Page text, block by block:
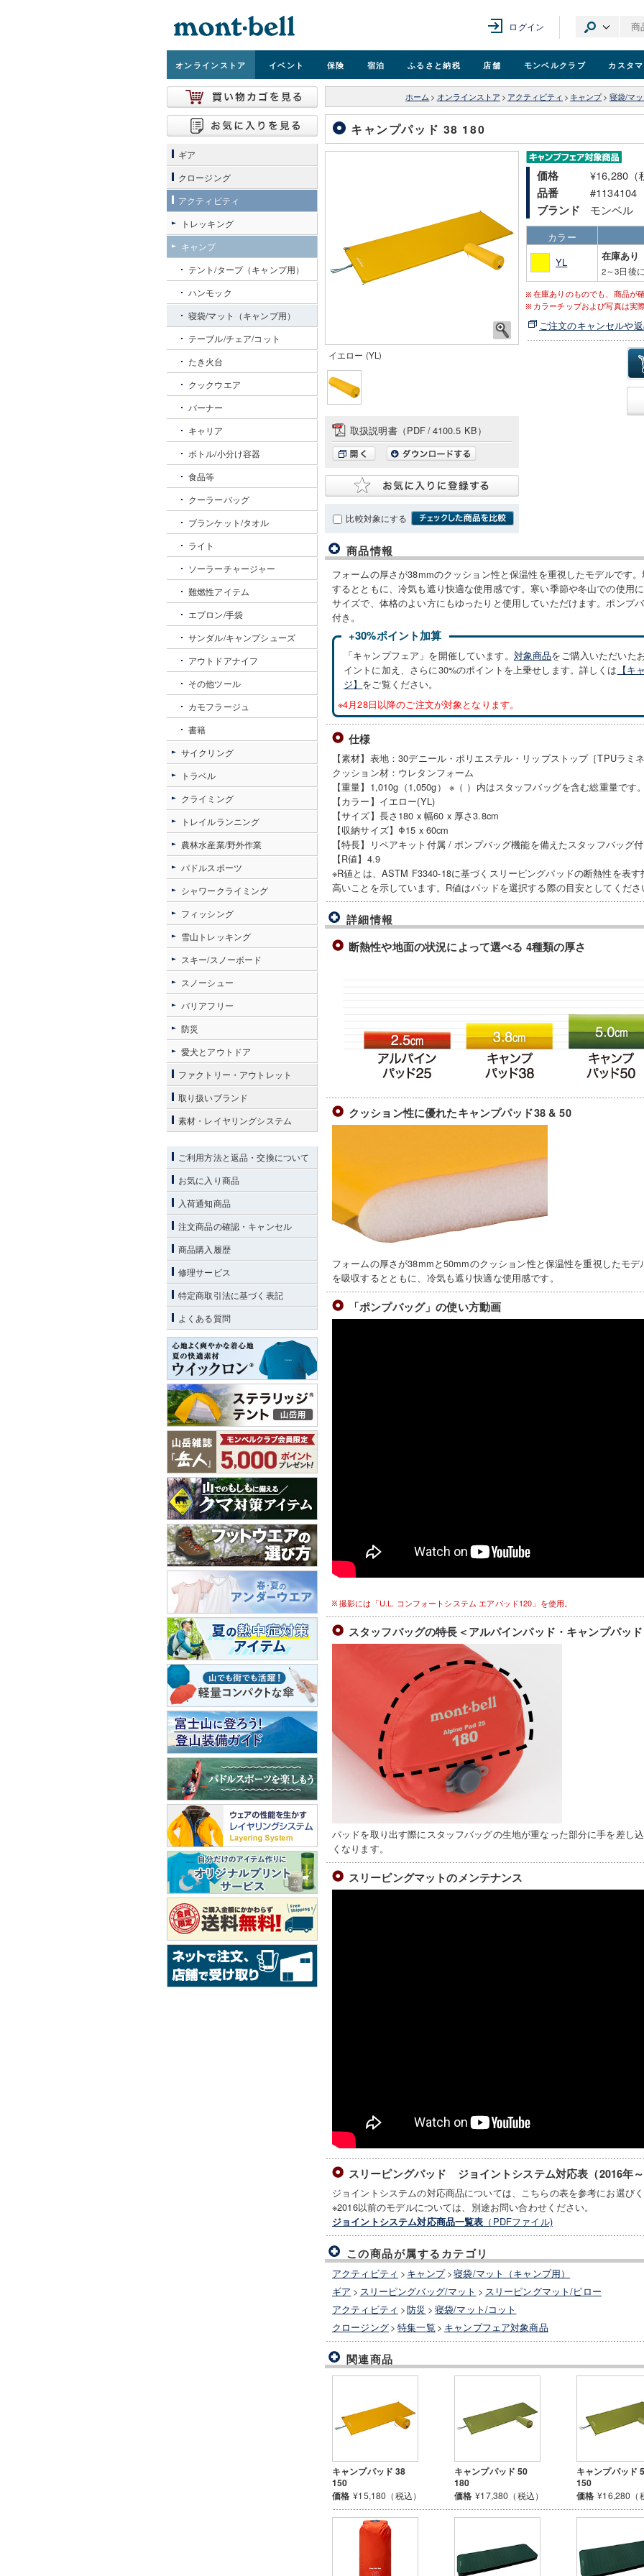
ログイン
オンラインストア イベント 保険 宿泊 ふるさと納税 店舗 モンベルクラブ カスタ
ホーム > オンラインストア > アクティビティ > キャンプ> 寝袋/マッ
キャンプパッド 38 180
イエロー (YL)
取扱説明書（PDF/4100.5 KB）
比較対象にする
価格 ¥16,280（
品番 #1134104
ブランド モンベル
カラー
YL
在庫あり
2～3日後
在庫ありのものでも、商品が
カラーチップおよび写真は実
ご注文のキャンセルや
商品情報
フォームの厚さが38mmのクッション性と保温性を重視したモデルです
するとともに、冷気も遮り快適な使用感です。寒い季節や冬山での使用
サイズで、体格のよい方にもゆったりと使用していただけます。ポンプ
付き。
+30%ポイント加算
「キャンプフェア」を開催しています。 対象商品をご購入いただいた
イントに加え、さらに30%のポイントを上乗せします。詳しくは 【キ
ジ】 をご覧ください。
※4月28日以降のご注文が対象となります。
仕様
【素材】表地：30デニール・ポリエステル・リップストップ［TPUラミネ
クッション材：ウレタンフォーム
【重量】1,010g（1,050g） ※（ ）内はスタッフバッグを含む総重量です。
【カラー】イエロー(YL)
【サイズ】長さ180 x 幅60 x 厚さ3.8cm
【収納サイズ】Φ15 x 60cm
【特長】リペアキット付属 / ポンプバッグ機能を備えたスタッフバッグ付
【R値】4.9
※R値とは、ASTM F3340-18に基づくスリーピングパッドの断熱性を表
高いことを示しています。R値はパッドを選択する際の目安としてくださ
詳細情報
断熱性や地面の状況によって選べる 4種類の厚さ
クッション性に優れたキャンプパッド38 & 50
フォームの厚さが38mmと50mmのクッション性と保温性を重視したモ
を吸収するとともに、冷気も遮り快適な使用感です。
「ポンプバッグ」の使い方動画
撮影には「U.L. コンフォートシステム エアパッド120」を使用。
スタッフバッグの特長＜アルパインパッド・キャンプパッド
パッドを取り出す際にスタッフバッグの生地が重なった部分に手を差し
くなります。
スリーピングマットのメンテナンス
スリーピングパッド ジョイントシステム対応表（2016年～
ジョイントシステムの対応商品については、こちらの表を参考にお選びく
※2016以前のモデルについては、別途お問い合わせください。
ジョイントシステム対応商品一覧表 （PDFファイル)
この商品が属するカテゴリ
アクティビティ > キャンプ >寝袋/マット（キャンプ用）
ギア > スリーピングバッグ/マット > スリーピングマット/ピロー
アクティビティ >防災 > 寝袋/マット/コット
クロージング> 特集一覧 > キャンプフェア対象商品
関連商品
キャンプパッド 38
150
価格 ¥15,180（税込）
キャンプパッド 50
180
価格 ¥17,380（税込）
キャンプパッド
150
価格 ¥16,280（
ギア
クロージング
アクティビティ
トレッキング
キャンプ
テント/タープ（キャンプ用）
ハンモック
寝袋/マット（キャンプ用）
テーブル/チェア/コット
たき火台
クックウエア
バーナー
キャリア
ボトル/小分け容器
食品等
クーラーバッグ
ブランケット/タオル
ライト
ソーラーチャージャー
難燃性アイテム
エプロン/手袋
サンダル/キャンプシューズ
アウトドアナイフ
その他ツール
カモフラージュ
書籍
サイクリング
トラベル
クライミング
トレイルランニング
農林水産業/野外作業
パドルスポーツ
シャワークライミング
フィッシング
雪山トレッキング
スキー/スノーボード
スノーシュー
バリアフリー
防災
愛犬とアウトドア
ファクトリー・アウトレット
取り扱いブランド
素材・レイヤリングシステム
ご利用方法と返品・交換について
お気に入り商品
入荷通知商品
注文商品の確認・キャンセル
商品購入履歴
修理サービス
特定商取引法に基づく表記
よくある質問